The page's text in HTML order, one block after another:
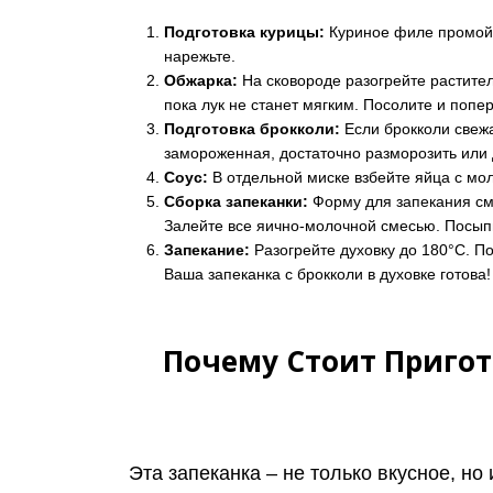
Подготовка курицы: Куриное филе
нарежьте.
Обжарка: На сковороде разогрейте
пока лук не станет мягким. Посолите и
Подготовка брокколи: Если брокколи
замороженная, достаточно разморозить или
Соус: В отдельной миске взбейте яйца с
Сборка запеканки: Форму для запекания
Залейте все яично-молочной смесью.
Запекание: Разогрейте духовку до 180°C.
Ваша запеканка с брокколи в духовке готова!
Почему Стоит
Эта запеканка – не только вкусное,